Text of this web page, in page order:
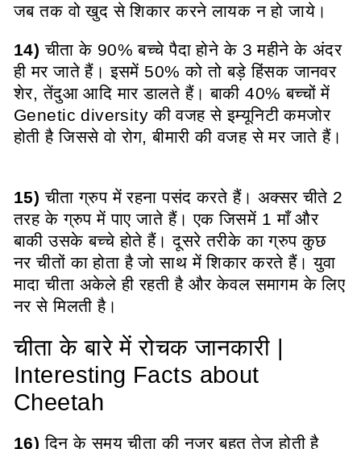
जब तक वो खुद से शिकार करने लायक न हो जाये।
14) चीता के 90% बच्चे पैदा होने के 3 महीने के अंदर
ही मर जाते हैं। इसमें 50% को तो बड़े हिंसक जानवर
शेर, तेंदुआ आदि मार डालते हैं। बाकी 40% बच्चों में
Genetic diversity की वजह से इम्यूनिटी कमजोर
होती है जिससे वो रोग, बीमारी की वजह से मर जाते हैं।
15) चीता ग्रुप में रहना पसंद करते हैं। अक्सर चीते 2
तरह के ग्रुप में पाए जाते हैं। एक जिसमें 1 माँ और
बाकी उसके बच्चे होते हैं। दूसरे तरीके का ग्रुप कुछ
नर चीतों का होता है जो साथ में शिकार करते हैं। युवा
मादा चीता अकेले ही रहती है और केवल समागम के लिए
नर से मिलती है।
चीता के बारे में रोचक जानकारी |
Interesting Facts about
Cheetah
16) दिन के समय चीता की नजर बहुत तेज होती है